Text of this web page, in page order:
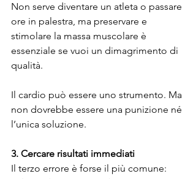
Non serve diventare un atleta o passare
ore in palestra, ma preservare e
stimolare la massa muscolare è
essenziale se vuoi un dimagrimento di
qualità.
Il cardio può essere uno strumento. Ma
non dovrebbe essere una punizione né
l’unica soluzione.
3. Cercare risultati immediati
Il terzo errore è forse il più comune: